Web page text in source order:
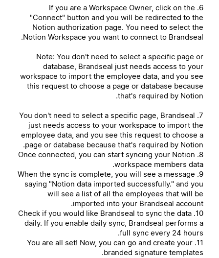
6. If you are a Workspace Owner, click on the
"Connect" button and you will be redirected to the
Notion authorization page. You need to select the
Notion Workspace you want to connect to Brandseal.
Note: You don't need to select a specific page or
database, Brandseal just needs access to your
workspace to import the employee data, and you see
this request to choose a page or database because
that's required by Notion.
7. You don't need to select a specific page, Brandseal
just needs access to your workspace to import the
employee data, and you see this request to choose a
page or database because that's required by Notion.
8. Once connected, you can start syncing your Notion
workspace members data.
9. When the sync is complete, you will see a message
saying "Notion data imported successfully." and you
will see a list of all the employees that will be
imported into your Brandseal account.
10. Check if you would like Brandseal to sync the data
daily. If you enable daily sync, Brandseal performs a
full sync every 24 hours.
11. You are all set! Now, you can go and create your
branded signature templates.